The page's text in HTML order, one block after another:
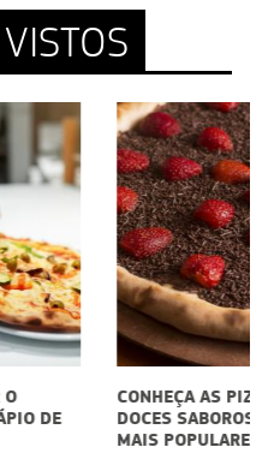
CONHEÇA AS PIZZAS
DOCES SABOROSAS
MAIS POPULARES